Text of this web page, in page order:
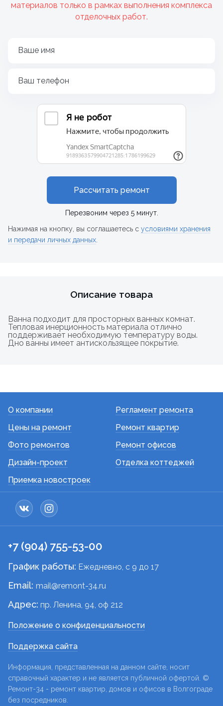
материалов только в рамках выполнения комплекса
отделочных работ.
Ваше имя
Ваш телефон
Рассчитать ремонт
Перезвоним через 5 минут.
Нажимая на кнопку, вы соглашаетесь с условиями хранения
и передачи личных данных.
Описание товара
Ванна подходит для просторных ванных комнат.
Тепловая инерционность материала отлично
поддерживает необходимую температуру воды.
Дно ванны имеет антискользящее покрытие.
О компании
Цены на ремонт
Фото ремонтов
Дизайн-проект
Приемка новостроек
Регламент ремонта
Ремонт квартир
Ремонт офисов
Отделка коттеджей
+7 (904) 755-53-00
График работы: Ежедневно, c 9 до 17
Email: mail@remont-34.ru
Адрес: пр. Ленина, 94, оф 212
Положение о конфиденциальности
Поддержка сайта
Информация, представленная на данном сайте, носит
справочный характер и не является публичной офертой. ©
Ремонт-34 - ремонт квартир, домов и офисов в Волгограде
без посредников.